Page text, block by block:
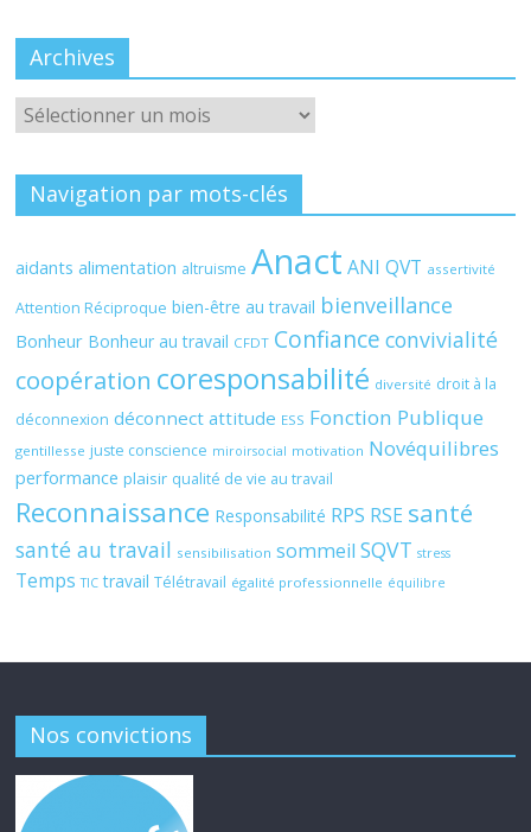
Archives
Archives
Navigation par mots-clés
aidants alimentation altruisme Anact ANI QVT assertivité
Attention Réciproque bien-être au travail bienveillance
Bonheur Bonheur au travail CFDT Confiance convivialité
coopération coresponsabilité diversité droit à la
déconnexion déconnect attitude ESS Fonction Publique
gentillesse juste conscience miroirsocial motivation Novéquilibres
performance plaisir qualité de vie au travail
Reconnaissance Responsabilité RPS RSE santé
santé au travail sensibilisation sommeil SQVT stress
Temps TIC travail Télétravail égalité professionnelle équilibre
Nos convictions